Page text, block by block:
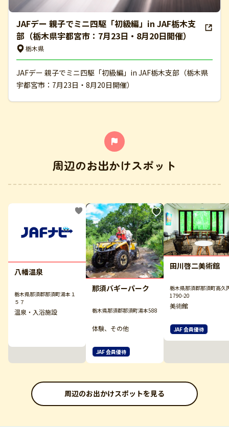
JAFデー 親子でミニ四駆「初級編」in JAF栃木支
部（栃木県宇都宮市：7月23日・8月20日開催）
栃木県
JAFデー 親子でミニ四駆「初級編」in JAF栃木支部（栃木県
宇都宮市：7月23日・8月20日開催）
周辺のお出かけスポット
八幡温泉
栃木県那須郡那須町湯本１
５７
温泉・入浴施設
那須バギーパーク
栃木県那須郡那須町湯本588
体験、その他
JAF 会員優待
田川啓二美術館
栃木県那須郡那須町高久
1790-20
美術館
JAF 会員優待
周辺のお出かけスポットを見る